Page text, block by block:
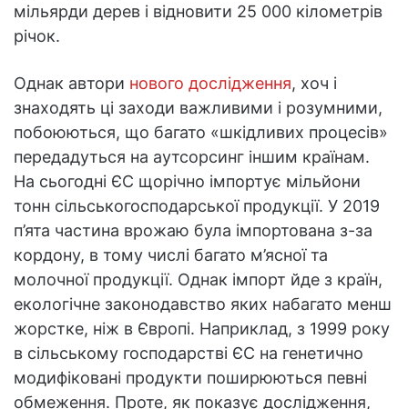
мільярди дерев і відновити 25 000 кілометрів
річок.
Однак автори нового дослідження, хоч і
знаходять ці заходи важливими і розумними,
побоюються, що багато «шкідливих процесів»
передадуться на аутсорсинг іншим країнам.
На сьогодні ЄС щорічно імпортує мільйони
тонн сільськогосподарської продукції. У 2019
п’ята частина врожаю була імпортована з-за
кордону, в тому числі багато м’ясної та
молочної продукції. Однак імпорт йде з країн,
екологічне законодавство яких набагато менш
жорстке, ніж в Європі. Наприклад, з 1999 року
в сільському господарстві ЄС на генетично
модифіковані продукти поширюються певні
обмеження. Проте, як показує дослідження,